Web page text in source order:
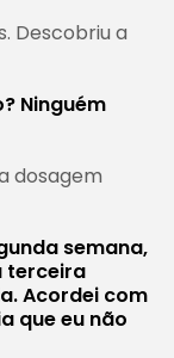
Descobriu a
Ninguém
dosagem
semana,
terceira
Acordei com
que eu não